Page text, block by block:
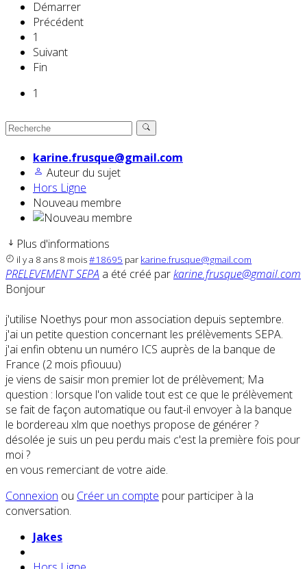
Démarrer
Précédent
1
Suivant
Fin
1
karine.frusque@gmail.com
Auteur du sujet
Hors Ligne
Nouveau membre
Plus d'informations
il y a 8 ans 8 mois#18695 par karine.frusque@gmail.com
PRELEVEMENT SEPA a été créé parkarine.frusque@gmail.com
Bonjour
j'utilise Noethys pour mon association depuis septembre.
j'ai un petite question concernant les prélèvements SEPA.
j'ai enfin obtenu un numéro ICS auprès de la banque de
France (2 mois pfiouuu)
je viens de saisir mon premier lot de prélèvement; Ma
question : lorsque l'on valide tout est ce que le prélèvement
se fait de façon automatique ou faut-il envoyer à la banque
le bordereau xlm que noethys propose de générer ?
désolée je suis un peu perdu mais c'est la première fois pour
moi ?
en vous remerciant de votre aide.
Connexion ou Créer un compte pour participer à la
conversation.
Jakes